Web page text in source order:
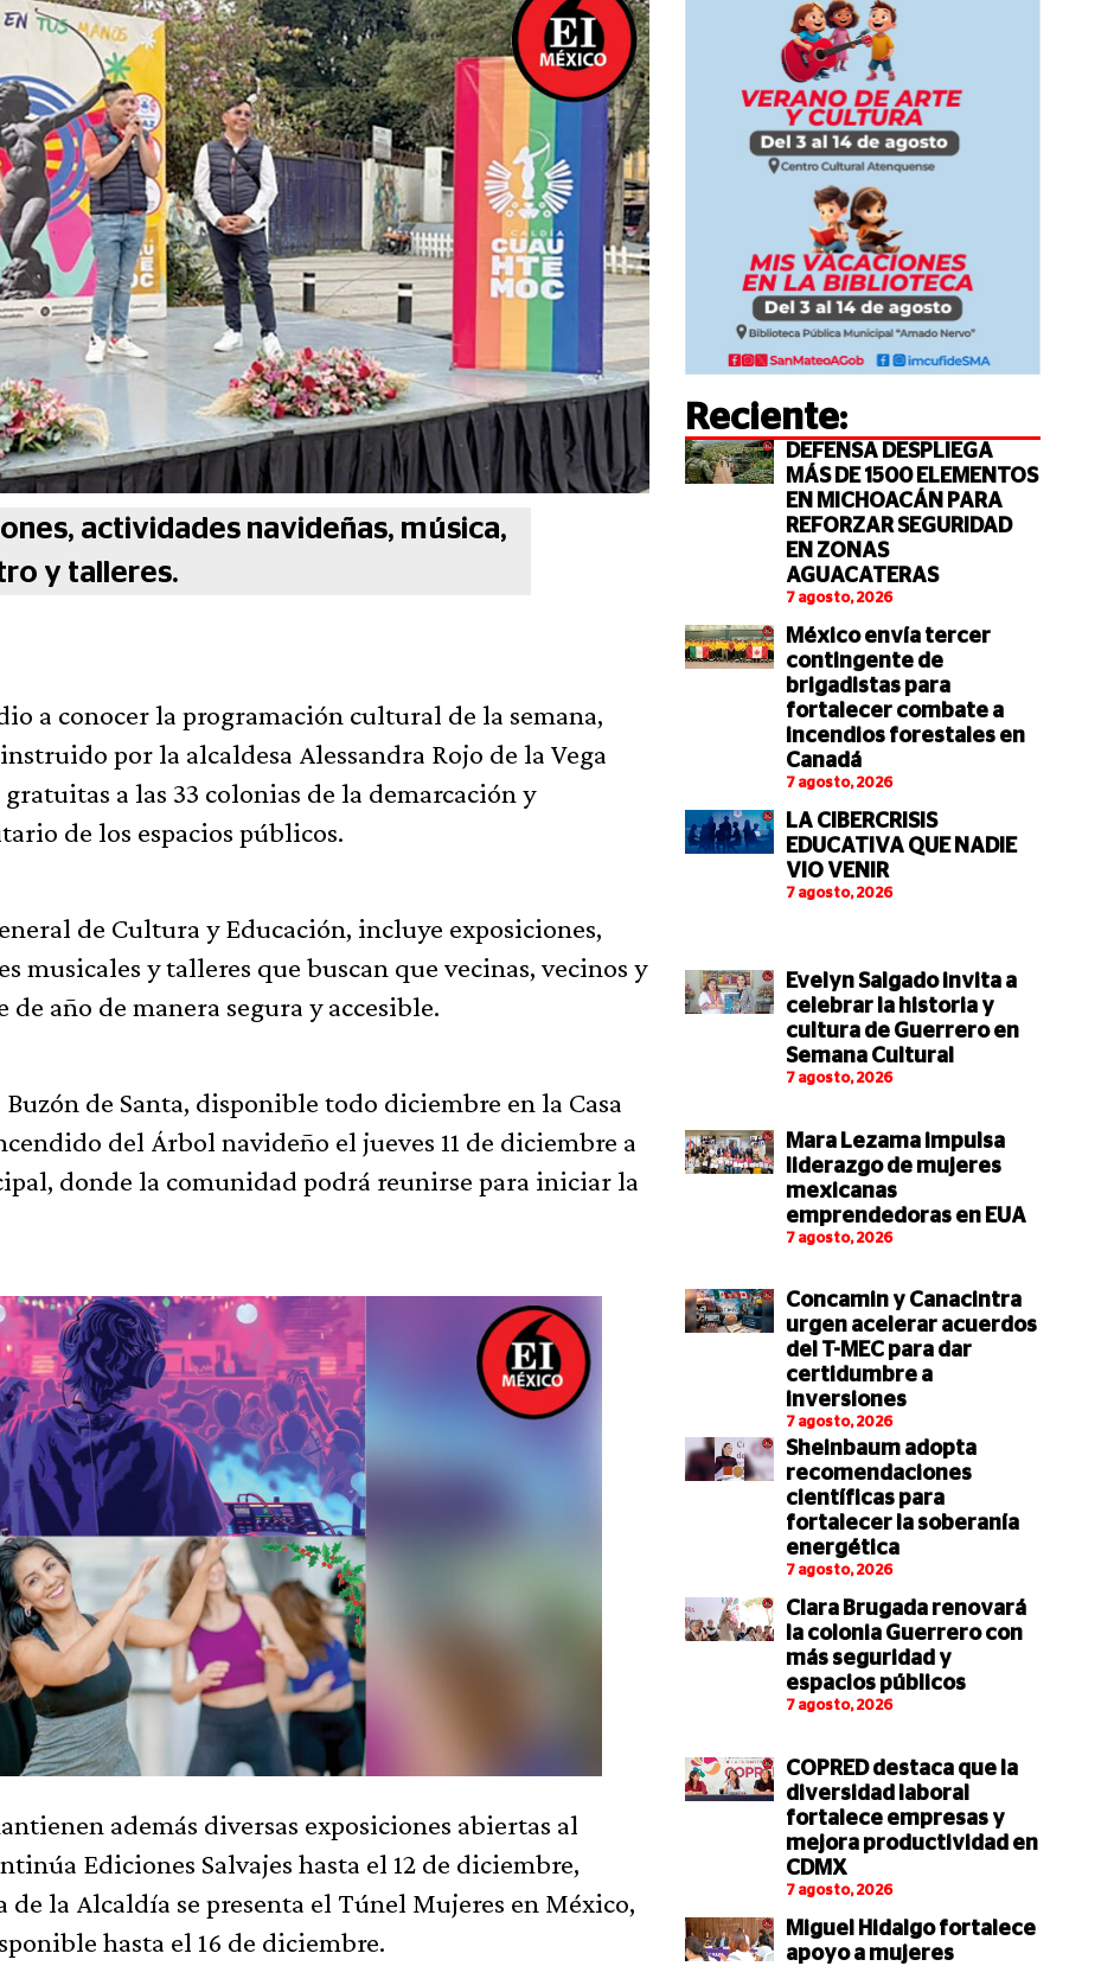
actividades navideñas, música,
y talleres.
a conocer la programación cultural de la semana,
por la alcaldesa Alessandra Rojo de la Vega
a las 33 colonias de la demarcación y
de los espacios públicos.
de Cultura y Educación, incluye exposiciones,
musicales y talleres que buscan que vecinas, vecinos y
año de manera segura y accesible.
de Santa, disponible todo diciembre en la Casa
del Árbol navideño el jueves 11 de diciembre a
donde la comunidad podrá reunirse para iniciar la
además diversas exposiciones abiertas al
Ediciones Salvajes hasta el 12 de diciembre,
la Alcaldía se presenta el Túnel Mujeres en México,
hasta el 16 de diciembre.
Reciente:
DEFENSA DESPLIEGA
MÁS DE 1500 ELEMENTOS
EN MICHOACÁN PARA
REFORZAR SEGURIDAD
EN ZONAS
AGUACATERAS
7 agosto, 2026
México envía tercer
contingente de
brigadistas para
fortalecer combate a
incendios forestales en
Canadá
7 agosto, 2026
LA CIBERCRISIS
EDUCATIVA QUE NADIE
VIO VENIR
7 agosto, 2026
Evelyn Salgado invita a
celebrar la historia y
cultura de Guerrero en
Semana Cultural
7 agosto, 2026
Mara Lezama impulsa
liderazgo de mujeres
mexicanas
emprendedoras en EUA
7 agosto, 2026
Concamin y Canacintra
urgen acelerar acuerdos
del T-MEC para dar
certidumbre a
inversiones
7 agosto, 2026
Sheinbaum adopta
recomendaciones
científicas para
fortalecer la soberanía
energética
7 agosto, 2026
Clara Brugada renovará
la colonia Guerrero con
más seguridad y
espacios públicos
7 agosto, 2026
COPRED destaca que la
diversidad laboral
fortalece empresas y
mejora productividad en
CDMX
7 agosto, 2026
Miguel Hidalgo fortalece
apoyo a mujeres